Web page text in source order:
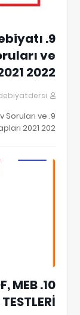
ve
2022
Soruları ve
2021 202…
MEB